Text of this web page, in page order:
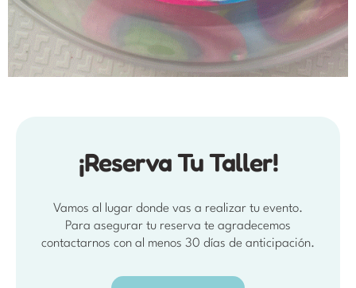
¡Reserva Tu Taller!
Vamos al lugar donde vas a realizar tu evento.
Para asegurar tu reserva te agradecemos
contactarnos con al menos 30 días de anticipación.